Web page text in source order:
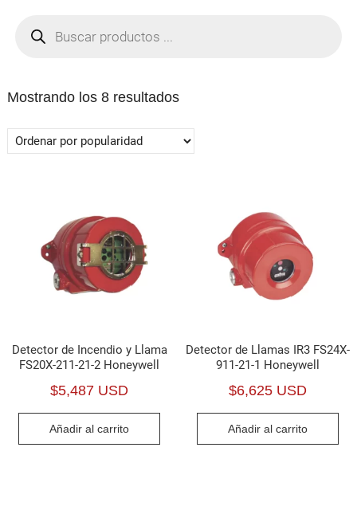
Mostrando los 8 resultadosOrdenado
popularidad
Detector de Incendio y Llama
FS20X-211-21-2 Honeywell
$5,487 USD
Añadir al carrito
Detector de Llamas IR3 FS24X-
911-21-1 Honeywell
$6,625 USD
Añadir al carrito